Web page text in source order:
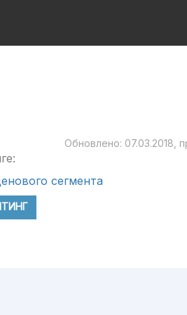
Обновлено: 07.03.2018,
сегмента